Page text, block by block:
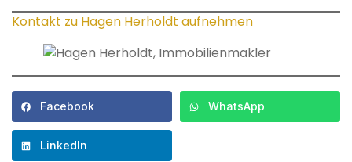
Kontakt zu Hagen Herholdt aufnehmen
Facebook WhatsApp
LinkedIn